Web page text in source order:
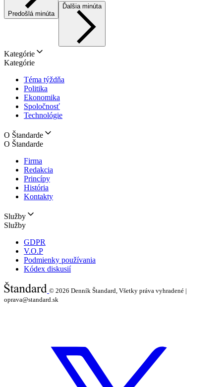
Predošlá minúta
Ďalšia minúta
Kategórie
Kategórie
Téma týždňa
Politika
Ekonomika
Spoločnosť
Technológie
O Štandarde
O Štandarde
Firma
Redakcia
Princípy
História
Kontakty
Služby
Služby
GDPR
V.O.P
Podmienky používania
Kódex diskusií
© 2026 Denník Štandard, Všetky práva vyhradené |
oprava@standard.sk